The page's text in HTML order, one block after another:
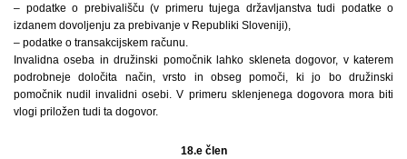
– podatke o prebivališču (v primeru tujega državljanstva tudi podatke o
izdanem dovoljenju za prebivanje v Republiki Sloveniji),
– podatke o transakcijskem računu.
Invalidna oseba in družinski pomočnik lahko skleneta dogovor, v katerem
podrobneje določita način, vrsto in obseg pomoči, ki jo bo družinski
pomočnik nudil invalidni osebi. V primeru sklenjenega dogovora mora biti
vlogi priložen tudi ta dogovor.
18.e člen